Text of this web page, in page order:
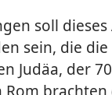
soll
sein, die
Judäa, der